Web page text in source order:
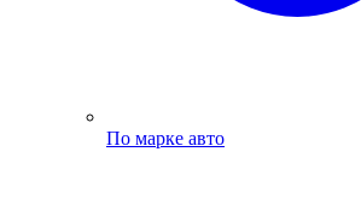
По марке авто